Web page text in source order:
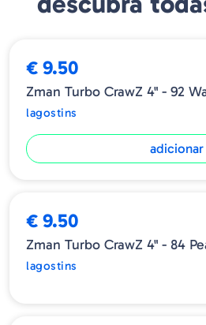
€ 9.50
Zman Turbo CrawZ 4" - 92
lagostins
adicionar
€ 9.50
Zman Turbo CrawZ 4" - 84
lagostins